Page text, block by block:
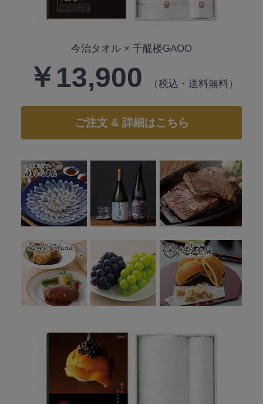
今治タオル × 千醍楼GAOO
￥13,900 （税込・送料無料）
ご注文 & 詳細はこちら